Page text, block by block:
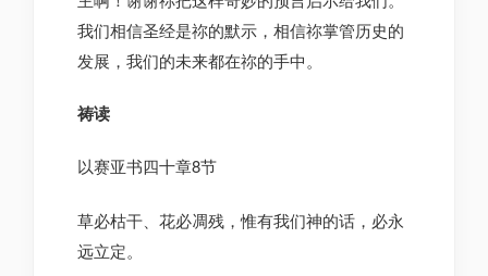
我们相信圣经是祢的默示，相信祢掌管历史的
发展，我们的未来都在祢的手中。
祷读
以赛亚书四十章8节
草必枯干、花必凋残，惟有我们神的话，必永
远立定。